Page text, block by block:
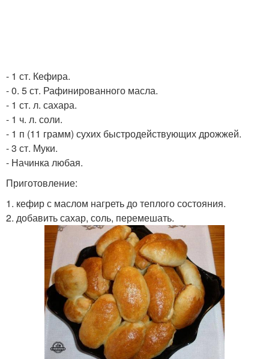
- 1 ст. Кефира.
- 0. 5 ст. Рафинированного масла.
- 1 ст. л. сахара.
- 1 ч. л. соли.
- 1 п (11 грамм) сухих быстродействующих дрожжей.
- 3 ст. Муки.
- Начинка любая.
Приготовление:
1. кефир с маслом нагреть до теплого состояния.
2. добавить сахар, соль, перемешать.